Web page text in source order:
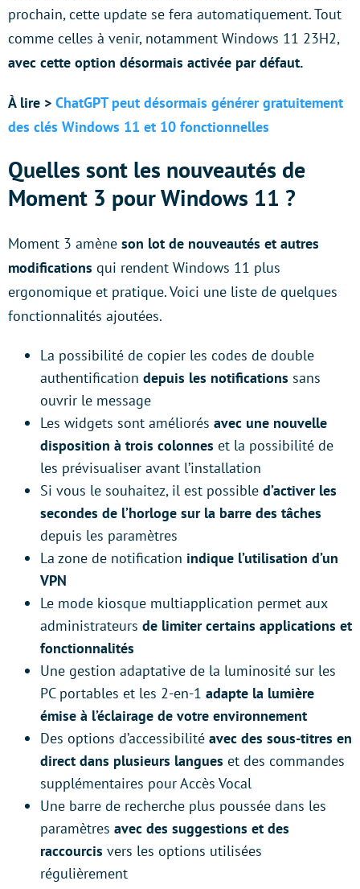
prochain, cette update se fera automatiquement. Tout
comme celles à venir, notamment Windows 11 23H2,
avec cette option désormais activée par défaut.
À lire > ChatGPT peut désormais générer gratuitement
des clés Windows 11 et 10 fonctionnelles
Quelles sont les nouveautés de
Moment 3 pour Windows 11 ?
Moment 3 amène son lot de nouveautés et autres
modifications qui rendent Windows 11 plus
ergonomique et pratique. Voici une liste de quelques
fonctionnalités ajoutées.
La possibilité de copier les codes de double
authentification depuis les notifications sans
ouvrir le message
Les widgets sont améliorés avec une nouvelle
disposition à trois colonnes et la possibilité de
les prévisualiser avant l’installation
Si vous le souhaitez, il est possible d’activer les
secondes de l’horloge sur la barre des tâches
depuis les paramètres
La zone de notification indique l’utilisation d’un
VPN
Le mode kiosque multiapplication permet aux
administrateurs de limiter certains applications et
fonctionnalités
Une gestion adaptative de la luminosité sur les
PC portables et les 2-en-1 adapte la lumière
émise à l’éclairage de votre environnement
Des options d’accessibilité avec des sous-titres en
direct dans plusieurs langues et des commandes
supplémentaires pour Accès Vocal
Une barre de recherche plus poussée dans les
paramètres avec des suggestions et des
raccourcis vers les options utilisées
régulièrement